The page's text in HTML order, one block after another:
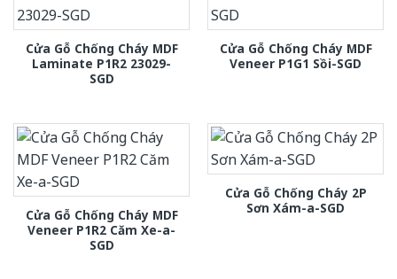
Cửa Gỗ Chống Cháy MDF
Laminate P1R2 23029-
SGD
Cửa Gỗ Chống Cháy MDF
Veneer P1G1 Sồi-SGD
Cửa Gỗ Chống Cháy MDF
Veneer P1R2 Căm Xe-a-
SGD
Cửa Gỗ Chống Cháy 2P
Sơn Xám-a-SGD